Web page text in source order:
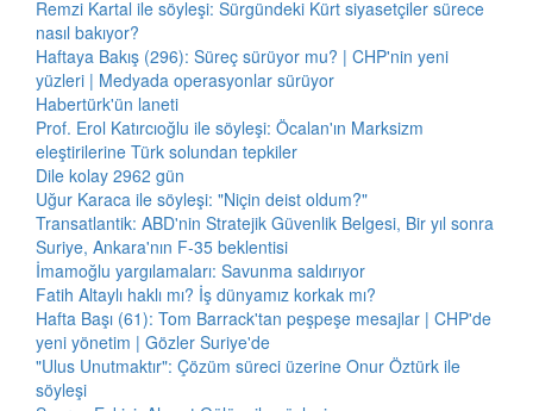
Remzi Kartal ile söyleşi: Sürgündeki Kürt siyasetçiler sürece
nasıl bakıyor?
Haftaya Bakış (296): Süreç sürüyor mu? | CHP'nin yeni
yüzleri | Medyada operasyonlar sürüyor
Habertürk'ün laneti
Prof. Erol Katırcıoğlu ile söyleşi: Öcalan'ın Marksizm
eleştirilerine Türk solundan tepkiler
Dile kolay 2962 gün
Uğur Karaca ile söyleşi: "Niçin deist oldum?"
Transatlantik: ABD'nin Stratejik Güvenlik Belgesi, Bir yıl sonra
Suriye, Ankara'nın F-35 beklentisi
İmamoğlu yargılamaları: Savunma saldırıyor
Fatih Altaylı haklı mı? İş dünyamız korkak mı?
Hafta Başı (61): Tom Barrack'tan peşpeşe mesajlar | CHP'de
yeni yönetim | Gözler Suriye'de
"Ulus Unutmaktır": Çözüm süreci üzerine Onur Öztürk ile
söyleşi